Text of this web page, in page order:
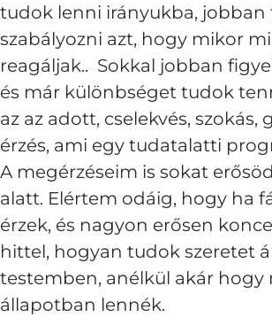
tudok lenni irányukba,
szabályozni azt, hogy mikor
reagáljak.. Sokkal jobban
és már különbséget tudok
az az adott, cselekvés, szokás,
érzés, ami egy tudatalatti
A megérzéseim is sokat
alatt. Elértem odáig, hogy ha
érzek, és nagyon erősen
hittel, hogyan tudok szeretet
testemben, anélkül akár hogy
állapotban lennék.